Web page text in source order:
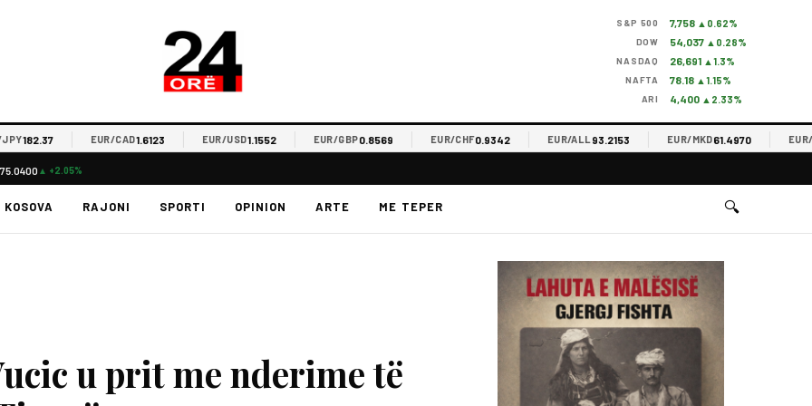
S&P 500 7,758 ▲0.62%
DOW 54,037 ▲0.28%
NASDAQ 26,691 ▲1.3%
NAFTA 78.18 ▲1.15%
ARI 4,400 ▲2.33%
EUR/CAD1.6123 EUR/USD1.1552 EUR/GBP0.8569 EUR/CHF0.9342 EUR/ALL93.2153 EUR/MKD61.4970 EUR/RSD
▲ +2.05%
KOSOVA RAJONI SPORTI OPINION ARTE ME TEPER 🔍
u prit me nderime të